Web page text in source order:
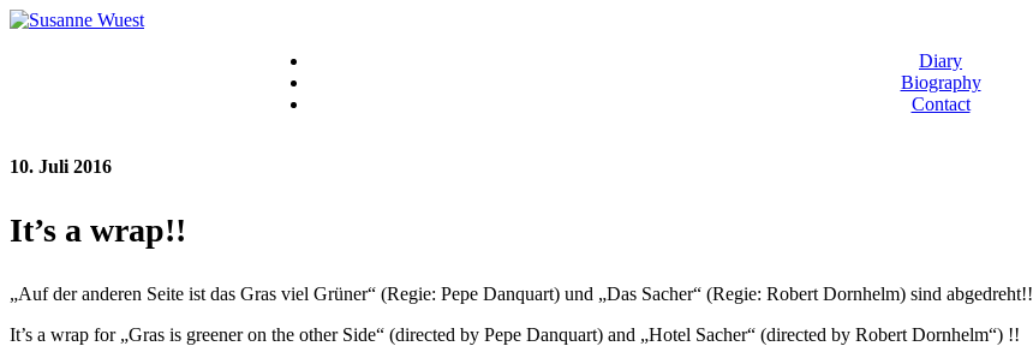
Diary
Biography
Contact
10. Juli 2016
It’s a wrap!!
„Auf der anderen Seite ist das Gras viel Grüner“ (Regie: Pepe Danquart) und „Das Sacher“ (Regie: Robert Dornhelm) sind abgedreht!!
It’s a wrap for „Gras is greener on the other Side“ (directed by Pepe Danquart) and „Hotel Sacher“ (directed by Robert Dornhelm“) !!